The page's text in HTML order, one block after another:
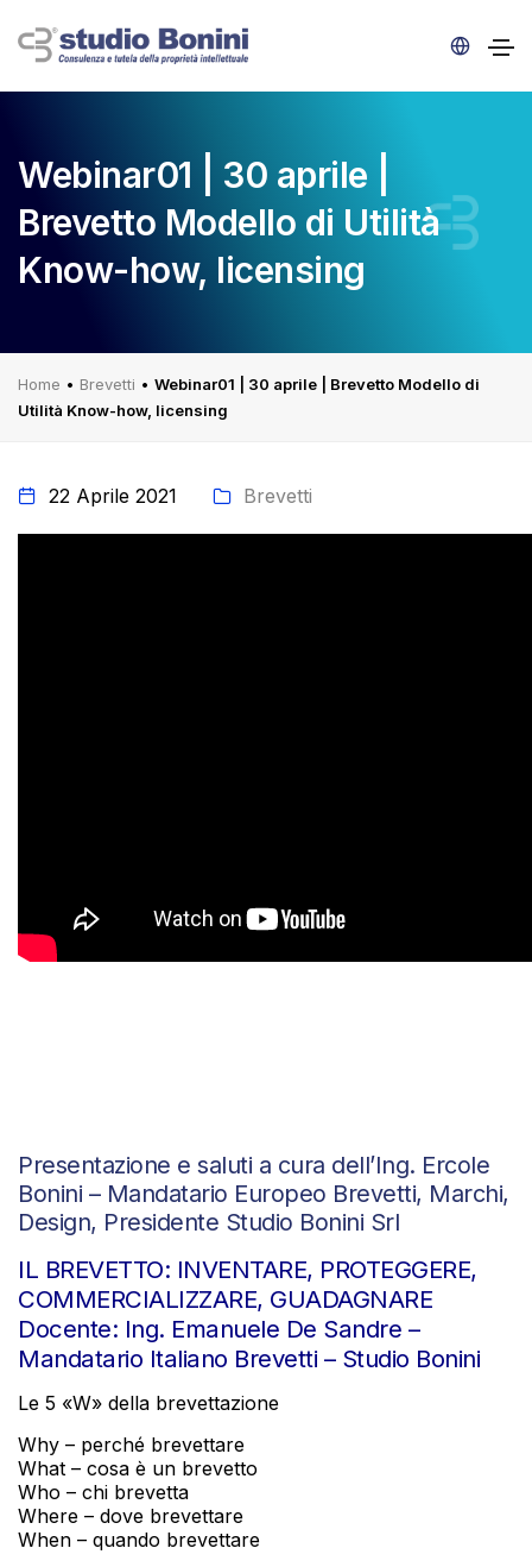
Webinar01 | 30 aprile |
Brevetto Modello di Utilità
Know-how, licensing
Home • Brevetti • Webinar01 | 30 aprile | Brevetto Modello di
Utilità Know-how, licensing
22 Aprile 2021 Brevetti
Presentazione e saluti a cura dell’Ing. Ercole
Bonini – Mandatario Europeo Brevetti, Marchi,
Design, Presidente Studio Bonini Srl
IL BREVETTO: INVENTARE, PROTEGGERE,
COMMERCIALIZZARE, GUADAGNARE
Docente: Ing. Emanuele De Sandre –
Mandatario Italiano Brevetti – Studio Bonini
Le 5 «W» della brevettazione
Why – perché brevettare
What – cosa è un brevetto
Who – chi brevetta
Where – dove brevettare
When – quando brevettare